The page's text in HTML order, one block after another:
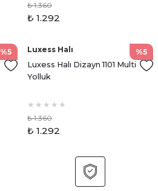
₺ 1.360
₺ 1.292
%5 %5
Luxess Halı
Luxess Halı Dizayn 1101 Multi
Yolluk
₺ 1.360
₺ 1.292